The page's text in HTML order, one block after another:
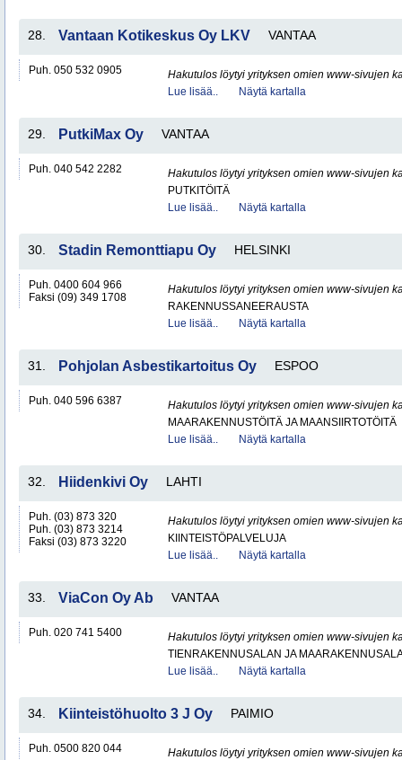
28. Vantaan Kotikeskus Oy LKV VANTAA
Puh. 050 532 0905
Hakutulos löytyi yrityksen omien www-sivujen
Lue lisää..
Näytä kartalla
29. PutkiMax Oy VANTAA
Puh. 040 542 2282
Hakutulos löytyi yrityksen omien www-sivujen
PUTKITÖITÄ
Lue lisää..
Näytä kartalla
30. Stadin Remonttiapu Oy HELSINKI
Puh. 0400 604 966
Faksi (09) 349 1708
Hakutulos löytyi yrityksen omien www-sivujen
RAKENNUSSANEERAUSTA
Lue lisää..
Näytä kartalla
31. Pohjolan Asbestikartoitus Oy ESPOO
Puh. 040 596 6387
Hakutulos löytyi yrityksen omien www-sivujen
MAARAKENNUSTÖITÄ JA MAANSIIRTOTÖITÄ
Lue lisää..
Näytä kartalla
32. Hiidenkivi Oy LAHTI
Puh. (03) 873 320
Puh. (03) 873 3214
Faksi (03) 873 3220
Hakutulos löytyi yrityksen omien www-sivujen
KIINTEISTÖPALVELUJA
Lue lisää..
Näytä kartalla
33. ViaCon Oy Ab VANTAA
Puh. 020 741 5400
Hakutulos löytyi yrityksen omien www-sivujen
TIENRAKENNUSALAN JA
Lue lisää..
Näytä kartalla
34. Kiinteistöhuolto 3 J Oy PAIMIO
Puh. 0500 820 044
Hakutulos löytyi yrityksen omien www-sivujen